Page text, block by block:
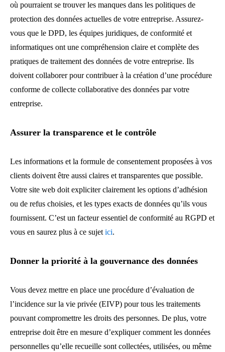
où pourraient se trouver les manques dans les politiques de
protection des données actuelles de votre entreprise. Assurez-
vous que le DPD, les équipes juridiques, de conformité et
informatiques ont une compréhension claire et complète des
pratiques de traitement des données de votre entreprise. Ils
doivent collaborer pour contribuer à la création d’une procédure
conforme de collecte collaborative des données par votre
entreprise.
Assurer la transparence et le contrôle
Les informations et la formule de consentement proposées à vos
clients doivent être aussi claires et transparentes que possible.
Votre site web doit expliciter clairement les options d’adhésion
ou de refus choisies, et les types exacts de données qu’ils vous
fournissent. C’est un facteur essentiel de conformité au RGPD et
vous en saurez plus à ce sujet ici.
Donner la priorité à la gouvernance des données
Vous devez mettre en place une procédure d’évaluation de
l’incidence sur la vie privée (EIVP) pour tous les traitements
pouvant compromettre les droits des personnes. De plus, votre
entreprise doit être en mesure d’expliquer comment les données
personnelles qu’elle recueille sont collectées, utilisées, ou même